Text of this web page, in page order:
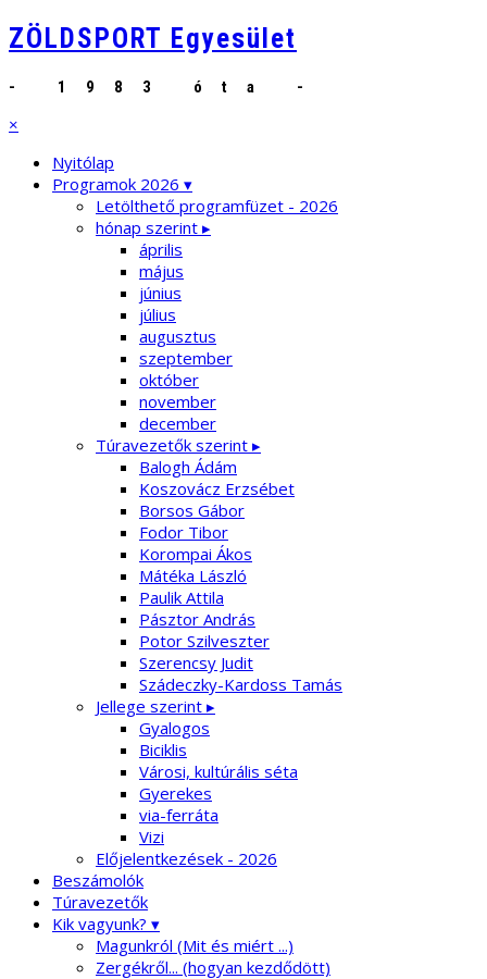
ZÖLDSPORT Egyesület
- 1983 óta -
×
Nyitólap
Programok 2026 ▾
Letölthető programfüzet - 2026
hónap szerint ▸
április
május
június
július
augusztus
szeptember
október
november
december
Túravezetők szerint ▸
Balogh Ádám
Koszovácz Erzsébet
Borsos Gábor
Fodor Tibor
Korompai Ákos
Mátéka László
Paulik Attila
Pásztor András
Potor Szilveszter
Szerencsy Judit
Szádeczky-Kardoss Tamás
Jellege szerint ▸
Gyalogos
Biciklis
Városi, kultúrális séta
Gyerekes
via-ferráta
Vizi
Előjelentkezések - 2026
Beszámolók
Túravezetők
Kik vagyunk? ▾
Magunkról (Mit és miért ...)
Zergékről... (hogyan kezdődött)